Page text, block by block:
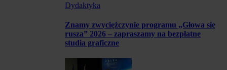
Dydaktyka
Znamy zwyciężczynie programu „Głowa się
rusza” 2026 – zapraszamy na bezpłatne
studia graficzne